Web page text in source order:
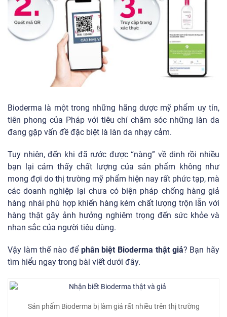
Bioderma là một trong những hãng dược mỹ phẩm uy tín,
tiên phong của Pháp với tiêu chí chăm sóc những làn da
đang gặp vấn đề đặc biệt là làn da nhạy cảm.
Tuy nhiên, đến khi đã rước được “nàng” về dinh rồi nhiều
bạn lại cảm thấy chất lượng của sản phẩm không như
mong đợi do thị trường mỹ phẩm hiện nay rất phức tạp, mà
các doanh nghiệp lại chưa có biện pháp chống hàng giả
hàng nhái phù hợp khiến hàng kém chất lượng trộn lẫn với
hàng thật gây ảnh hưởng nghiêm trọng đến sức khỏe và
nhan sắc của người tiêu dùng.
Vậy làm thế nào để phân biệt Bioderma thật giả? Bạn hãy
tìm hiểu ngay trong bài viết dưới đây.
Sản phẩm Bioderma bị làm giả rất nhiều trên thị trường